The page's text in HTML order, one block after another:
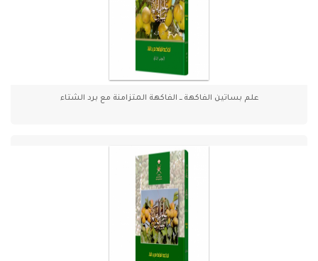
علم بساتين الفاكهة ـــ الفاكهة المتزامنة مع برد الشتاء